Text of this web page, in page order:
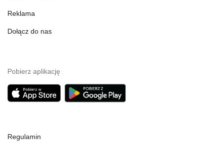
Reklama
Dołącz do nas
Pobierz aplikację
Regulamin